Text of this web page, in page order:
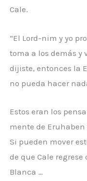
Cale.
“El Lord-nim ​​y yo
toma a los demás y
dijiste, entonces la
no pueda hacer
Estos eran los
mente de
Si pueden mover
de que Cale
Blanca …